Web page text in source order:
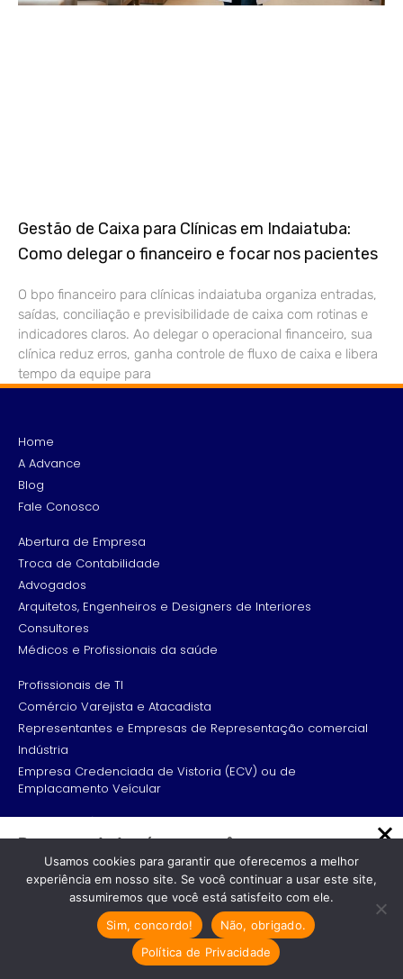
Gestão de Caixa para Clínicas em Indaiatuba:
Como delegar o financeiro e focar nos pacientes
O bpo financeiro para clínicas indaiatuba organiza entradas,
saídas, conciliação e previsibilidade de caixa com rotinas e
indicadores claros. Ao delegar o operacional financeiro, sua
clínica reduz erros, ganha controle de fluxo de caixa e libera
tempo da equipe para
Home
A Advance
Blog
Fale Conosco
Abertura de Empresa
Troca de Contabilidade
Advogados
Arquitetos, Engenheiros e Designers de Interiores
Consultores
Médicos e Profissionais da saúde
Profissionais de TI
Comércio Varejista e Atacadista
Representantes e Empresas de Representação comercial
Indústria
Empresa Credenciada de Vistoria (ECV) ou de
Emplacamento Veícular
contato@grupoadvance.com.br
Edifício The Diplomat Office - Av. dos Trabalhadores, 116 -
Salas 1606 e 1607 - Vila Castelo Branco, Indaiatuba - SP,
Seg a Sex - 7h30 às 11h30 e das 12h45 às 17h30.
Recomendado só para você
Como Aumentar a Lucratividade na
Odontologia: Dicas e Estratégias
Eficazes
Como Aumentar a Lucratividade na
Odontologia: 3 estratégias vitais para…
Usamos cookies para garantir que oferecemos a melhor
experiência em nosso site. Se você continuar a usar este site,
assumiremos que você está satisfeito com ele.
Sim, concordo!
Não, obrigado.
Política de Privacidade